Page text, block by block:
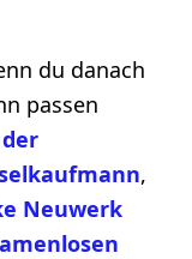
du danach
passen
,
Neuwerk